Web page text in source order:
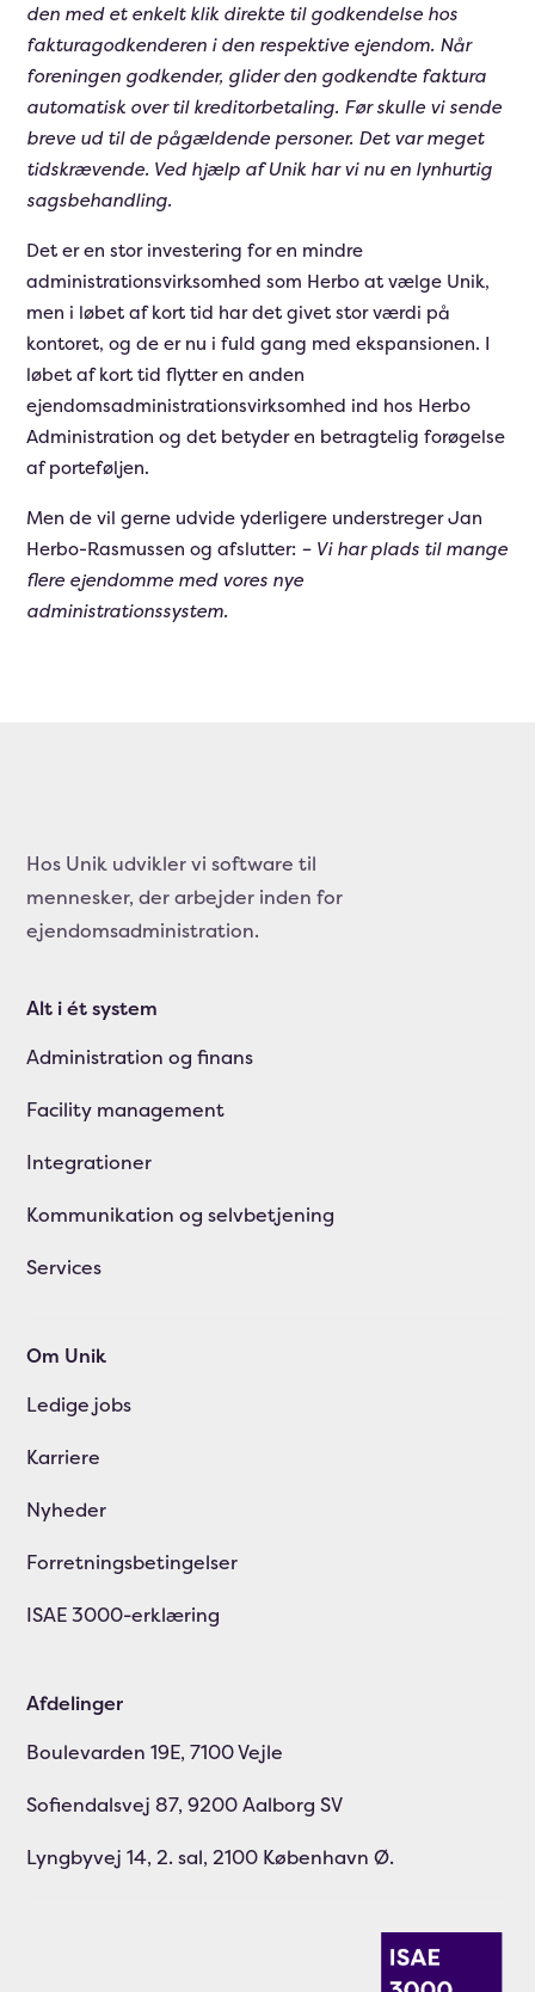
den med et enkelt klik direkte til godkendelse hos
fakturagodkenderen i den respektive ejendom. Når
foreningen godkender, glider den godkendte faktura
automatisk over til kreditorbetaling. Før skulle vi sende
breve ud til de pågældende personer. Det var meget
tidskrævende. Ved hjælp af Unik har vi nu en lynhurtig
sagsbehandling.
Det er en stor investering for en mindre
administrationsvirksomhed som Herbo at vælge Unik,
men i løbet af kort tid har det givet stor værdi på
kontoret, og de er nu i fuld gang med ekspansionen. I
løbet af kort tid flytter en anden
ejendomsadministrationsvirksomhed ind hos Herbo
Administration og det betyder en betragtelig forøgelse
af porteføljen.
Men de vil gerne udvide yderligere understreger Jan
Herbo-Rasmussen og afslutter: – Vi har plads til mange
flere ejendomme med vores nye
administrationssystem.
Hos Unik udvikler vi software til
mennesker, der arbejder inden for
ejendomsadministration.
Alt i ét system
Administration og finans
Facility management
Integrationer
Kommunikation og selvbetjening
Services
Om Unik
Ledige jobs
Karriere
Nyheder
Forretningsbetingelser
ISAE 3000-erklæring
Afdelinger
Boulevarden 19E, 7100 Vejle
Sofiendalsvej 87, 9200 Aalborg SV
Lyngbyvej 14, 2. sal, 2100 København Ø.